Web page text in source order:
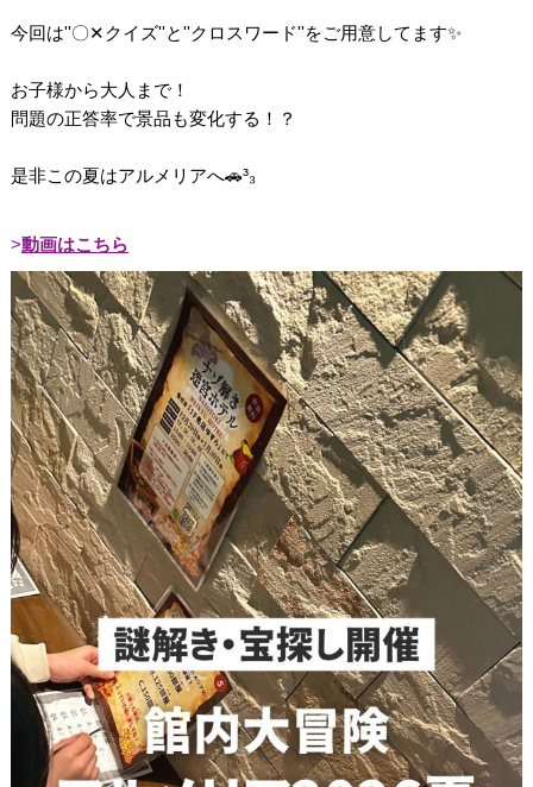
今回は''〇‪✕‬‪‪クイズ''と''クロスワード''をご用意してます✨️
お子様から大人まで！
問題の正答率で景品も変化する！？
是非この夏はアルメリアへ🚗³₃
動画はこちら